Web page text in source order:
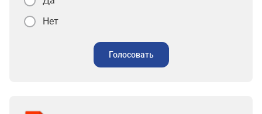
Нет
Голосовать